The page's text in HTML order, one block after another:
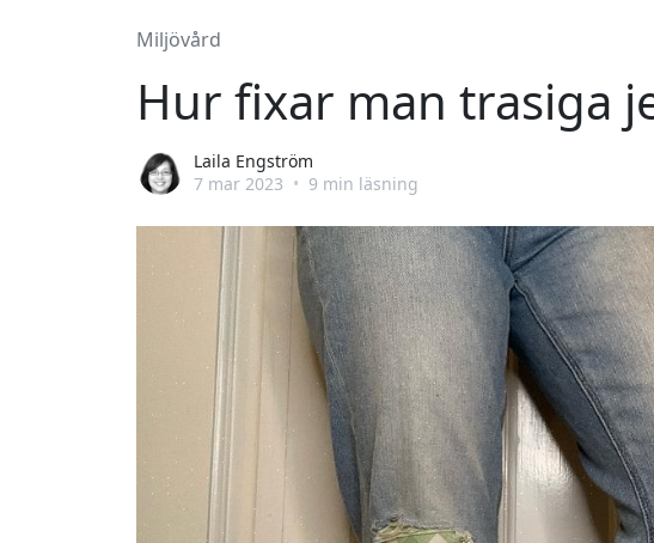
Miljövård
Hur fixar man trasiga
Laila Engström
7 mar 2023 • 9 min läsning